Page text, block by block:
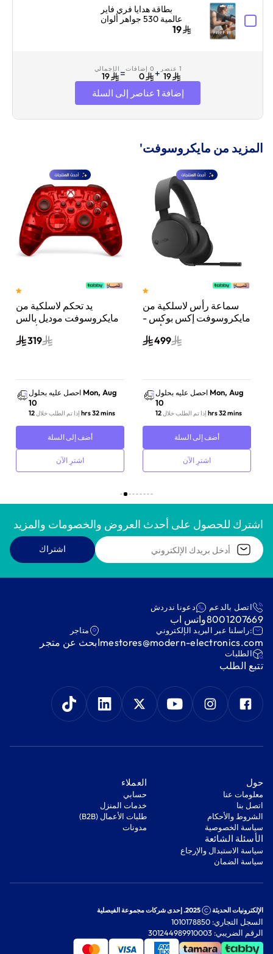
بطاقة هدايا فري فاير
عالمية 530 جواهر ألوان
19
1 عنصر
19
+ 0 إضافات
0
= الإجمالي
19
إضافة 1 عناصر إلى السلة
المزيد من مايكروسوفت'
يد تحكم لاسلكية من
مايكروسوفت موديل بالس
سايفر لكونسول الألعاب
متوافقة مع إكس بوكس
319
احصل عليه بحلول Mon, Aug
10
إذا تم الطلب خلال 12 hrs 32 mins
أضف إلى السلة
اشترِ الآن
سماعة رأس لاسلكية من
مايكروسوفت إكس بوكس ​​-
أسود
499
احصل عليه بحلول Mon, Aug
10
إذا تم الطلب خلال 12 hrs 32 mins
أضف إلى السلة
اشترِ الآن
اشترك للحصول على أحدث العروض والخصومات والمزيد
اشتراك
اتصل بالدعم
8001207669
دعونا ندردش
واتس اب
:راسلنا عبر البريد الإلكتروني
mestores@modern-electronics.com
متاجر
ابحث عن متجر
‫الطلبات‬
‫تتبع الطلب‬
‫حول‬
معلومات عنا
اتصل بنا
‫الشروط والأحكام‬
‫سياسة الخصوصية‬
‫العملاء‬
‫حسابي‬
‫خدمات المنزل‬
‫طلبات الأعمال (B2B)‬
مدونات
‫الأسئلة الشائعة‬
‫سياسة الاستبدال والإرجاع‬
‫سياسة الضمان‬
الإلكترونيات الحديثة 2025. إحدى شركات مجموعة الفيصلية
السجل التجاري: 1010178850
الرقم الضريبي: 301244989910003